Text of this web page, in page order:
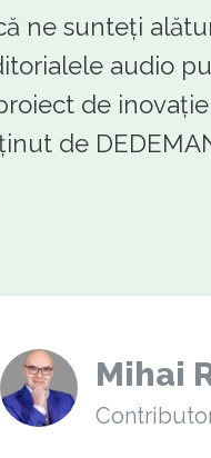
ne sunteți
audio
de
de
Mihai